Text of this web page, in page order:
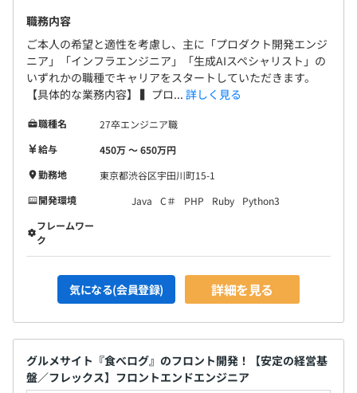
オブジェクト指向、アジャイル、スクラム、チケット駆動
開発
BigQuery
・メリハリを付けて働く文化があり、ワークライフバラン
スを取りやすい環境です。女性エンジニアの比率も高く
(20％弱）、子育て世代のエンジニアも多く活躍していま
職務内容
ご本人の希望と適性を考慮し、主に「プロダクト開発エンジ
ニア」「インフラエンジニア」「生成AIスペシャリスト」の
いずれかの職種でキャリアをスタートしていただきます。
【具体的な業務内容】 ▍プロ... 詳しく見る
職種名
27卒エンジニア職
給与
450万 〜 650万円
勤務地
東京都渋谷区宇田川町15-1
開発環境
Java C＃ PHP Ruby
Python3
フレームワー
ク
気になる(会員登録) 詳細を見る
グルメサイト『食べログ』のフロント開発！【安定の経営基
盤／フレックス】フロントエンドエンジニア